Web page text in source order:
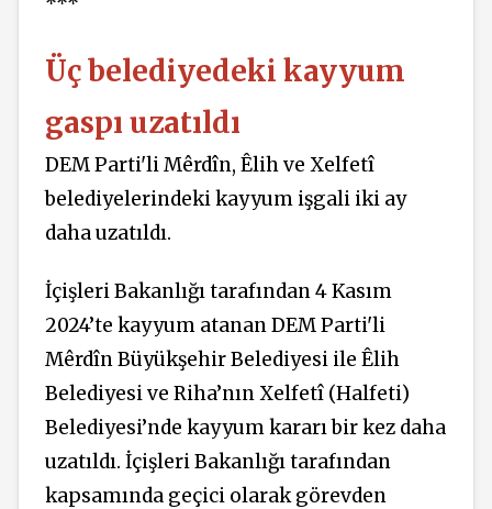
Üç belediyedeki kayyum
gaspı uzatıldı
DEM Parti'li Mêrdîn, Êlih ve Xelfetî
belediyelerindeki kayyum işgali iki ay
daha uzatıldı.
İçişleri Bakanlığı tarafından 4 Kasım
2024’te kayyum atanan DEM Parti'li
Mêrdîn Büyükşehir Belediyesi ile Êlih
Belediyesi ve Riha’nın Xelfetî (Halfeti)
Belediyesi’nde kayyum kararı bir kez daha
uzatıldı. İçişleri Bakanlığı tarafından
kapsamında geçici olarak görevden